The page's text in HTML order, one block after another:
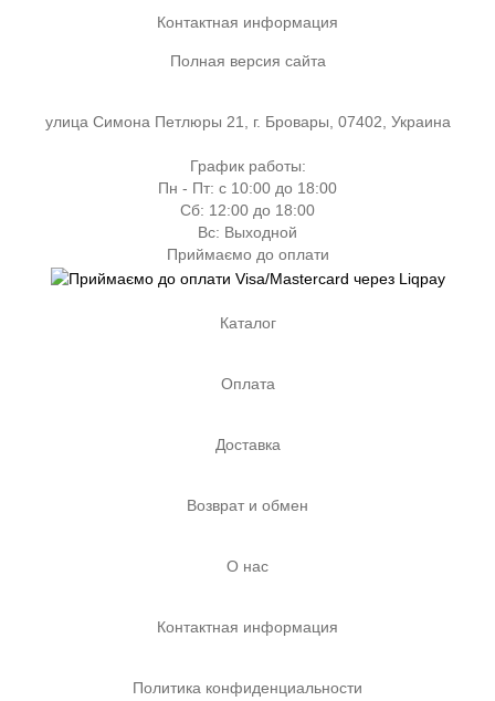
Контактная информация
Полная версия сайта
улица Симона Петлюры 21, г. Бровары, 07402, Украина
График работы:
Пн - Пт: с 10:00 до 18:00
Сб: 12:00 до 18:00
Вс: Выходной
Приймаємо до оплати
Каталог
Оплата
Доставка
Возврат и обмен
О нас
Контактная информация
Политика конфиденциальности